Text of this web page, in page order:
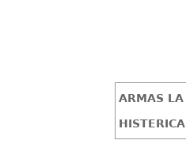
ARMAS LA
HISTERICA